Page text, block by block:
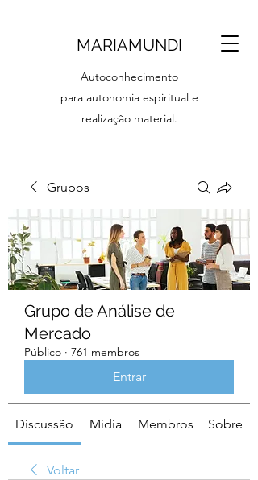
MARIAMUNDI
Autoconhecimento
para autonomia espiritual e
realização material.
Grupos
Grupo de Análise de
Mercado
Público · 761 membros
Entrar
Discussão Mídia Membros Sobre
Voltar